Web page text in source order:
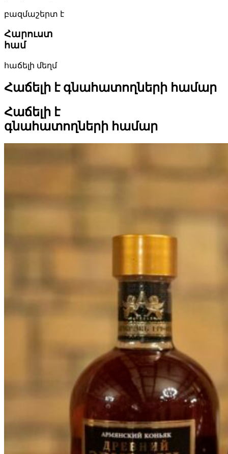
բազմաշերտ է
Հարուստ
համ
հաճելի մեղմ
Հաճելի է գնահատողների համար
Հաճելի է
գնահատողների համար